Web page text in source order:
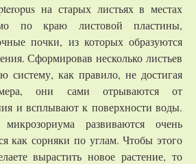
на старых листьях в местах
по краю листовой пластины,
почки, из которых образуются
Сформировав несколько листьев
систему, как правило, не достигая
они сами отрываются от
и всплывают к поверхности воды.
развиваются очень
как сорняки по углам. Чтобы этого
вырастить новое растение, то